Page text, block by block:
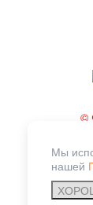
©
Мы
нашей